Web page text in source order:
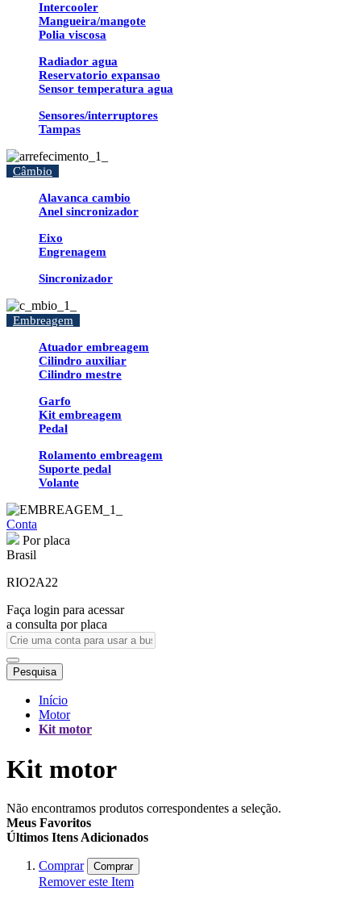
Intercooler
Mangueira/mangote
Polia viscosa
Radiador agua
Reservatorio expansao
Sensor temperatura agua
Sensores/interruptores
Tampas
Câmbio
Alavanca cambio
Anel sincronizador
Eixo
Engrenagem
Sincronizador
Embreagem
Atuador embreagem
Cilindro auxiliar
Cilindro mestre
Garfo
Kit embreagem
Pedal
Rolamento embreagem
Suporte pedal
Volante
Conta
Por placa
Brasil
RIO2A22
Faça login para acessar
a consulta por placa
Pesquisa
Início
Motor
Kit motor
Kit motor
Não encontramos produtos correspondentes a seleção.
Meus Favoritos
Últimos Itens Adicionados
Comprar Comprar
Remover este Item